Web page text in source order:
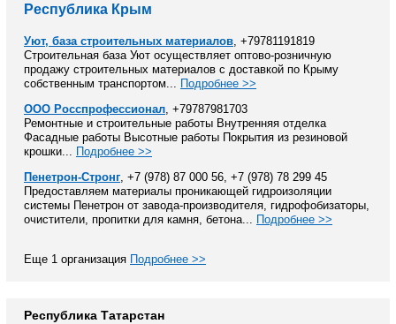
Республика Крым
Уют, база строительных материалов, +79781191819
Строительная база Уют осуществляет оптово-розничную
продажу строительных материалов с доставкой по Крыму
собственным транспортом... Подробнее >>
ООО Росспрофессионал, +79787981703
Ремонтные и строительные работы Внутренняя отделка
Фасадные работы Высотные работы Покрытия из резиновой
крошки... Подробнее >>
Пенетрон-Стронг, +7 (978) 87 000 56, +7 (978) 78 299 45
Предоставляем материалы проникающей гидроизоляции
системы Пенетрон от завода-производителя, гидрофобизаторы,
очистители, пропитки для камня, бетона... Подробнее >>
Еще 1 организация Подробнее >>
Республика Татарстан